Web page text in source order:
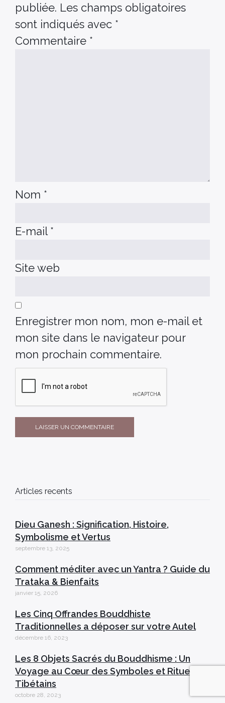
publiée. Les champs obligatoires
sont indiqués avec *
Commentaire *
Nom *
E-mail *
Site web
Enregistrer mon nom, mon e-mail et
mon site dans le navigateur pour
mon prochain commentaire.
Articles recents
Dieu Ganesh : Signification, Histoire,
Symbolisme et Vertus
septembre 13, 2025
Comment méditer avec un Yantra ? Guide du
Trataka & Bienfaits
janvier 15, 2026
Les Cinq Offrandes Bouddhiste
Traditionnelles a déposer sur votre Autel
décembre 16, 2023
Les 8 Objets Sacrés du Bouddhisme : Un
Voyage au Cœur des Symboles et Rituels
Tibétains
octobre 28, 2023